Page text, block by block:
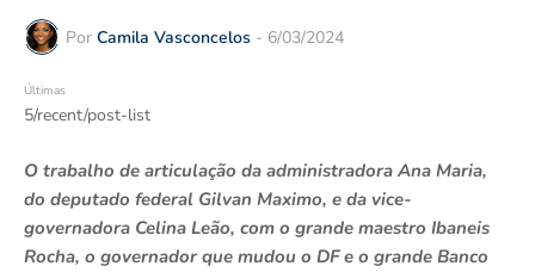
Por Camila Vasconcelos - 6/03/2024
Últimas
5/recent/post-list
O trabalho de articulação da administradora Ana Maria,
do deputado federal Gilvan Maximo, e da vice-
governadora Celina Leão, com o grande maestro Ibaneis
Rocha, o governador que mudou o DF e o grande Banco